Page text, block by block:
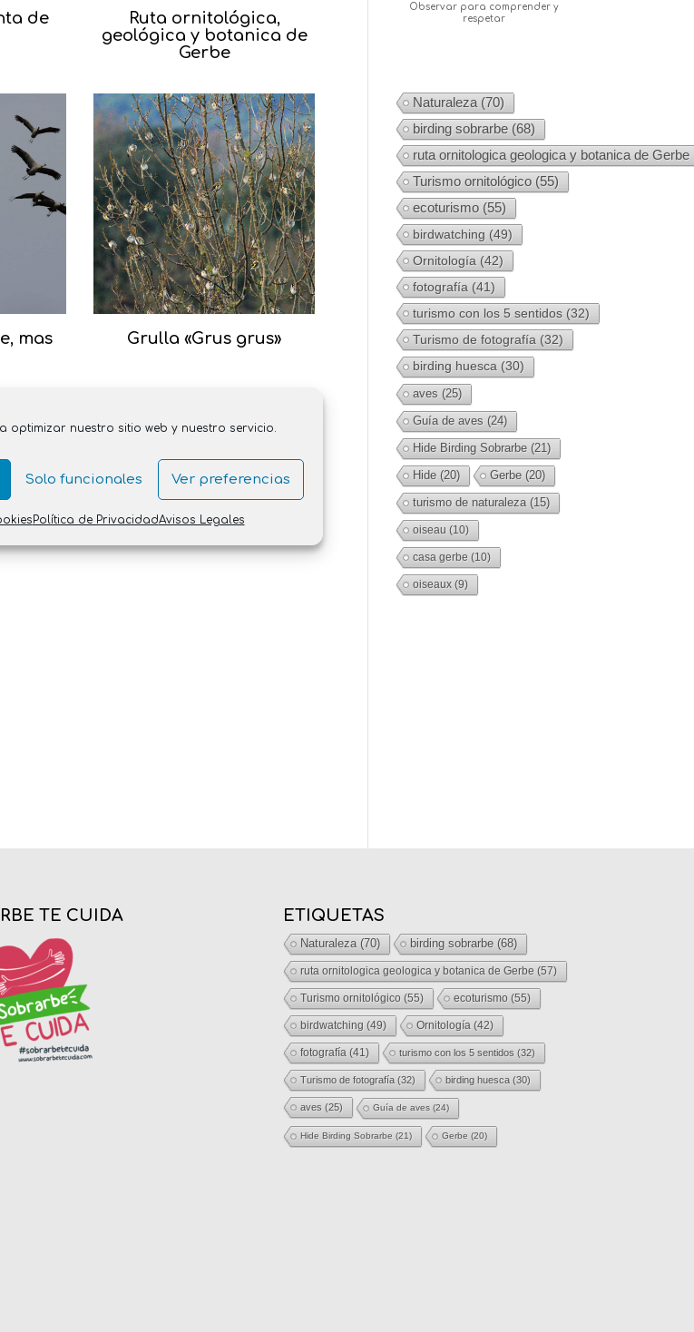
optimizar nuestro sitio web y nuestro servicio.
Solo funcionales Ver preferencias
Política de PrivacidadAvisos Legales
de
Ruta ornitológica,
geológica y botanica de
Gerbe
mas
Grulla «Grus grus»
Observar para comprender y
respetar
Naturaleza (70)
birding sobrarbe (68)
ruta ornitologica geologica y botanica de Gerbe
Turismo ornitológico (55)
ecoturismo (55)
birdwatching (49)
Ornitología (42)
fotografía (41)
turismo con los 5 sentidos (32)
Turismo de fotografía (32)
birding huesca (30)
aves (25)
Guía de aves (24)
Hide Birding Sobrarbe (21)
Hide (20) Gerbe (20)
turismo de naturaleza(15)
oiseau (10)
casa gerbe (10)
oiseaux (9)
TE CUIDA ETIQUETAS
Naturaleza(70) birding sobrarbe(68)
ruta ornitologica geologica y botanica de Gerbe (57)
Turismo ornitológico (55) ecoturismo (55)
birdwatching (49) Ornitología (42)
fotografía (41) turismo con los 5 sentidos (32)
Turismo de fotografía(32) birding huesca(30)
aves (25) Guía de aves(24)
Hide Birding Sobrarbe (21) Gerbe (20)